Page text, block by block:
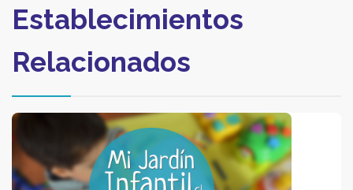
Establecimientos
Relacionados